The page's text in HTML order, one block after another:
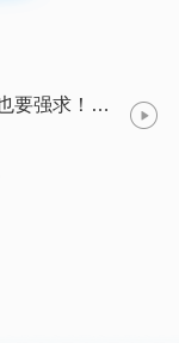
好疯！“倘若你杀过我呢”“来，杀我”苦果也要强求！谢危疯批我好爱！｜宁安如梦